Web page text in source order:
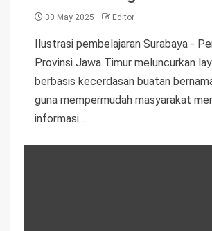
30 May 2025 Editor
Ilustrasi pembelajaran Surabaya -
Provinsi Jawa Timur meluncurkan
berbasis kecerdasan buatan
guna mempermudah masyarakat
informasi...